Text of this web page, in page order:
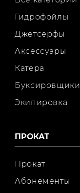
Гидрофойлы
Джетсерфы
Аксессуары
Катера
Буксировщики
Экипировка
ПРОКАТ
Прокат
Абонементы